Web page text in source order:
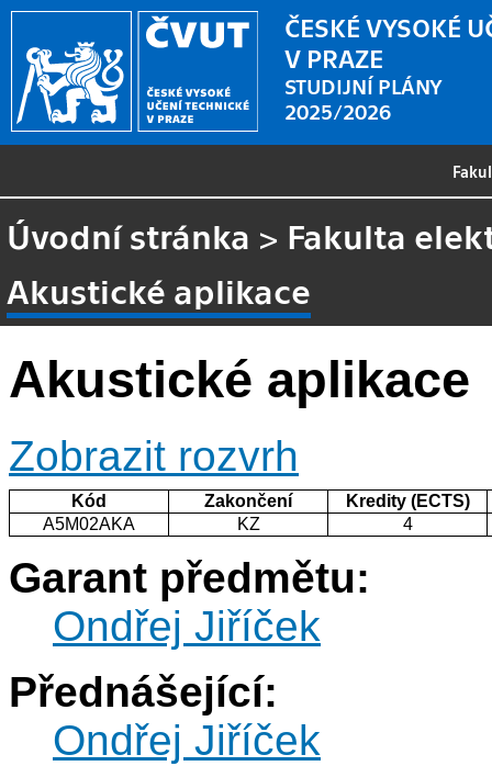
ČESKÉ VYSOKÉ
V PRAZE
STUDIJNÍ PLÁNY
2025/2026
Úvodní stránka > Fakulta
Akustické aplikace
Akustické aplikace
Zobrazit rozvrh
Kód Zakončení
Kredity (ECTS)
A5M02AKA
KZ 4
Garant předmětu:
Ondřej Jiříček
Přednášející:
Ondřej Jiříček